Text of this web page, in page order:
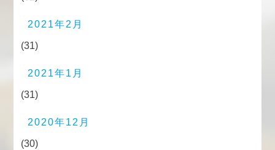
2021年2月
(31)
2021年1月
(31)
2020年12月
(30)